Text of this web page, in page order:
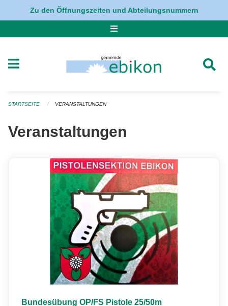
Navigation überspringen
Zu den Öffnungszeiten und Abteilungsnummern
STARTSEITE VERANSTALTUNGEN
Veranstaltungen
Bundesübung OP/FS Pistole 25/50m